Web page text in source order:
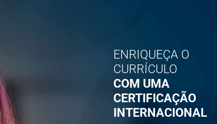
ENRIQUEÇA O
CURRÍCULO
COM UMA
CERTIFICAÇÃO
INTERNACIONAL